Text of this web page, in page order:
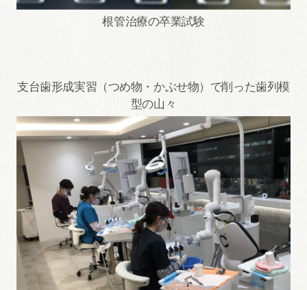
根管治療の卒業試験
支台歯形成実習（つめ物・かぶせ物）で削った歯列模
型の山々